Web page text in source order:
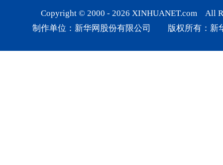
Copyright © 2000 - 2026 XINHUANET.com All
制作单位：新华网股份有限公司 版权所有：新